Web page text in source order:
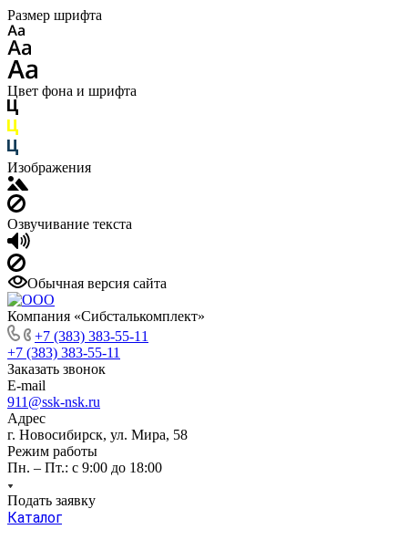
Размер шрифта
Цвет фона и шрифта
Изображения
Озвучивание текста
Обычная версия сайта
Компания «Сибсталькомплект»
+7 (383) 383-55-11
+7 (383) 383-55-11
Заказать звонок
E-mail
911@ssk-nsk.ru
Адрес
г. Новосибирск, ул. Мира, 58
Режим работы
Пн. – Пт.: с 9:00 до 18:00
Подать заявку
Каталог